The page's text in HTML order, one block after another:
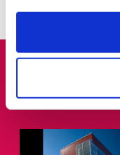
If you allow, we
Collect
Identify your
specific
and set your